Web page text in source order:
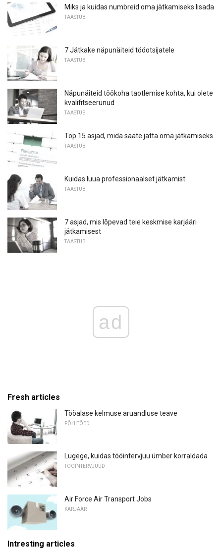
Miks ja kuidas numbreid oma jätkamiseks lisada
TAASTUB
7 Jätkake näpunäiteid tööotsijatele
TAASTUB
Näpunäiteid töökoha taotlemise kohta, kui olete
kvalifitseerunud
TAASTUB
Top 15 asjad, mida saate jätta oma jätkamiseks
TAASTUB
Kuidas luua professionaalset jätkamist
TAASTUB
7 asjad, mis lõpevad teie keskmise karjääri
jätkamisest
TAASTUB
ad
Fresh articles
Tööalase kelmuse aruandluse teave
PÕHITÕED
Lugege, kuidas tööintervjuu ümber korraldada
TÖÖINTERVJUUD
Air Force Air Transport Jobs
KARJÄÄR
Intresting articles